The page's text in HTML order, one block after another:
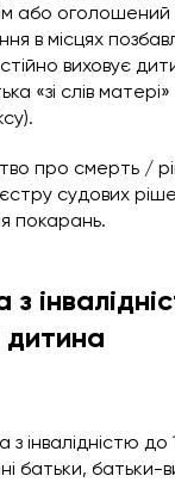
або
в місцях
виховує
«зі слів матері»
про смерть /
судових
покарань.
інвалідністю до
батьки, батьки-